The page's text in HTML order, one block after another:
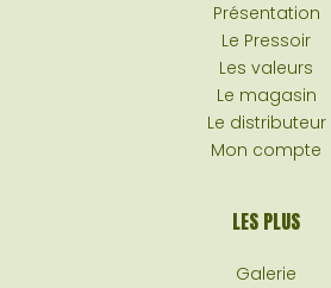
Présentation
Le Pressoir
Les valeurs
Le magasin
Le distributeur
Mon compte
LES PLUS
Galerie